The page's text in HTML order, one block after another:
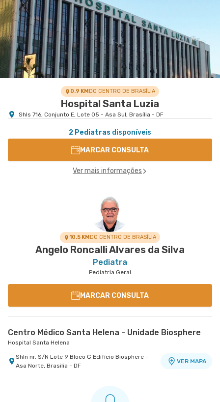
0.9 KMDO CENTRO DE BRASÍLIA
Hospital Santa Luzia
Shls 716, Conjunto E, Lote 05 - Asa Sul, Brasília - DF
2 Pediatras disponíveis
MARCAR CONSULTA
Ver mais informações
10.5 KMDO CENTRO DE BRASÍLIA
Angelo Roncalli Alvares da Silva
Pediatra
Pediatria Geral
MARCAR CONSULTA
Centro Médico Santa Helena - Unidade Biosphere
Hospital Santa Helena
Shln nr. S/N Lote 9 Bloco G Edifício Biosphere -
Asa Norte, Brasilia - DF
VER MAPA